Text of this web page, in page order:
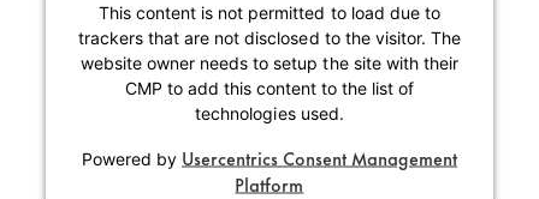
This content is not permitted to load due to
trackers that are not disclosed to the visitor. The
website owner needs to setup the site with their
CMP to add this content to the list of
technologies used.
Powered by Usercentrics Consent Management
Platform